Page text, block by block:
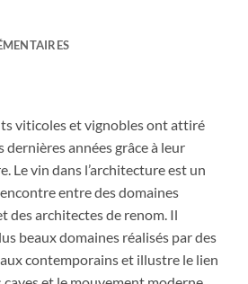
viticoles et vignobles ont attiré
dernières années grâce à leur
Le vin dans l’architecture est un
entre des domaines
des architectes de renom. Il
beaux domaines réalisés par des
contemporains et illustre le lien